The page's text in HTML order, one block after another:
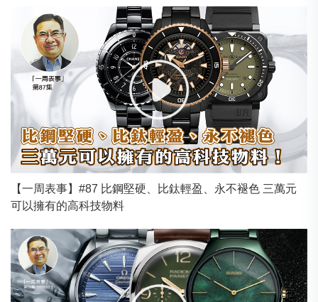
【一周表事】#87 比鋼堅硬、比鈦輕盈、永不褪色 三萬元
可以擁有的高科技物料